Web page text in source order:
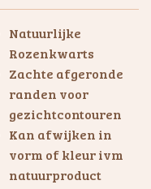
Natuurlijke
Rozenkwarts
Zachte afgeronde
randen voor
gezichtcontouren
Kan afwijken in
vorm of kleur ivm
natuurproduct